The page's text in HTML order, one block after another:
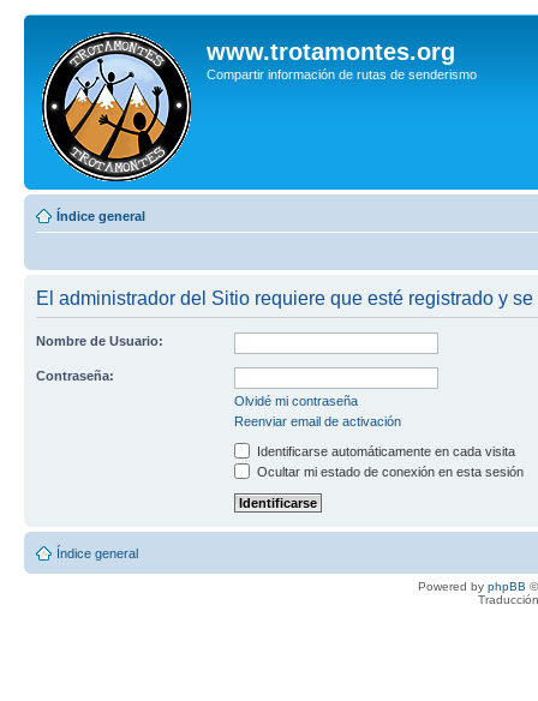
www.trotamontes.org
Compartir información de rutas de senderismo
Índice general
El administrador del Sitio requiere que esté registrado y
Nombre de Usuario:
Contraseña:
Olvidé mi contraseña
Reenviar email de activación
Identificarse automáticamente en cada visita
Ocultar mi estado de conexión en esta sesión
Índice general
Powered by phpBB